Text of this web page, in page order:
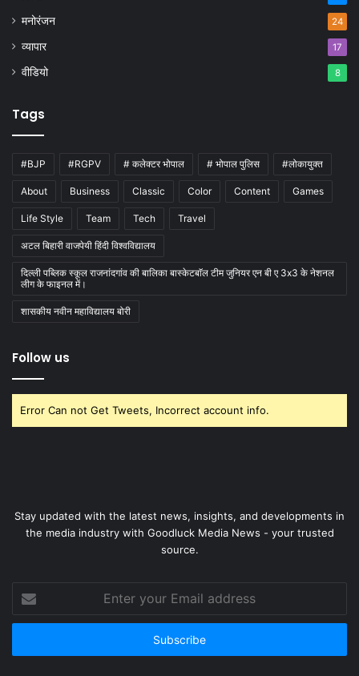
मनोरंजन 24
व्यापार 17
वीडियो 8
Tags
#BJP #RGPV # कलेक्टर भोपाल # भोपाल पुलिस #लोकायुक्त
About Business Classic Color Content Games
Life Style Team Tech Travel
अटल बिहारी वाजपेयी हिंदी विश्वविद्यालय
दिल्ली पब्लिक स्कूल राजनांदगांव की बालिका बास्केटबाॅल टीम जुनियर एन बी ए 3x3 के नेशनल
लीग के फाइनल में।
शासकीय नवीन महाविद्यालय बोरी
Follow us
Error Can not Get Tweets, Incorrect account info.
Stay updated with the latest news, insights, and developments in
the media industry with Goodluck Media News - your trusted
source.
your
Email